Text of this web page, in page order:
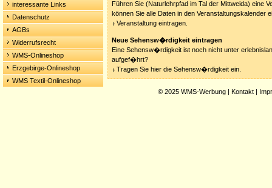
interessante Links
Datenschutz
AGBs
Widerrufsrecht
WMS-Onlineshop
Erzgebirge-Onlineshop
WMS Textil-Onlineshop
Führen Sie (Naturlehrpfad im Tal der Mittweida) eine
können Sie alle Daten in den Veranstaltungskalender
Veranstaltung eintragen.
Neue Sehensw�rdigkeit eintragen
Eine Sehensw�rdigkeit ist noch nicht unter
aufgef�hrt?
Tragen Sie hier die Sehensw�rdigkeit ein.
© 2025 WMS-Werbung | Kontakt |